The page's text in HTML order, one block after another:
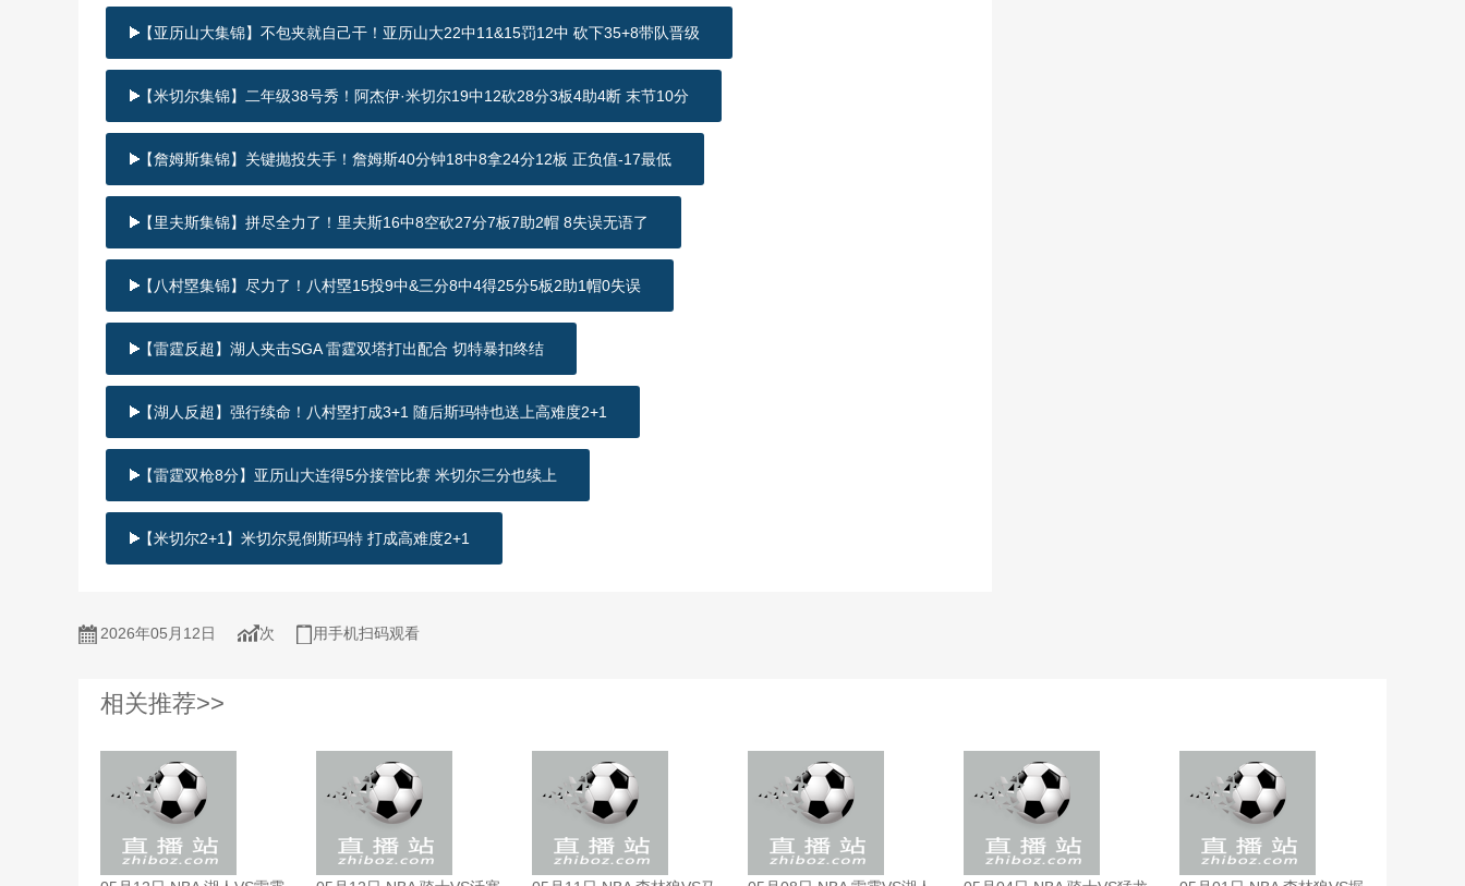
【亚历山大集锦】不包夹就自己干！亚历山大22中11&15罚12中 砍下35+8带队晋级
【米切尔集锦】二年级38号秀！阿杰伊·米切尔19中12砍28分3板4助4断 末节10分
【詹姆斯集锦】关键抛投失手！詹姆斯40分钟18中8拿24分12板 正负值-17最低
【里夫斯集锦】拼尽全力了！里夫斯16中8空砍27分7板7助2帽 8失误无语了
【八村塁集锦】尽力了！八村塁15投9中&三分8中4得25分5板2助1帽0失误
【雷霆反超】湖人夹击SGA 雷霆双塔打出配合 切特暴扣终结
【湖人反超】强行续命！八村塁打成3+1 随后斯玛特也送上高难度2+1
【雷霆双枪8分】亚历山大连得5分接管比赛 米切尔三分也续上
【米切尔2+1】米切尔晃倒斯玛特 打成高难度2+1
2026年05月12日 次 用手机扫码观看
相关推荐>>